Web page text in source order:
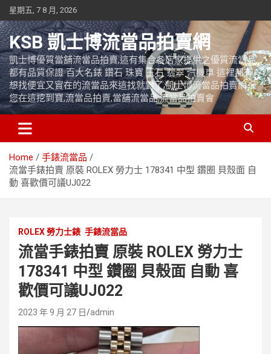
Skip
to
content
星期五, 7 8 月, 2026
KSB 凱士博流當品拍賣網
凱士博優質當舖流當品拍賣,這有集合各店家提供之優質流當品,
都有品質保證 百大名錶 鑽石 珠寶 玉石 翡翠 汽機車 這裡都有
想找便宜又實在的流當品來這找就對了,凱士博流當品拍賣網祝
您在這挖到寶,流當品拍賣,當舖流當品,流當品拍賣會
Home
手錶流當品
流當手錶拍賣 原裝 ROLEX 勞力士 178341 中型 鑽圈 貝殼面 自
動 喜歡價可議UJ022
ROLEX 勞力士錶 手錶流當品
流當手錶拍賣 原裝 ROLEX 勞力士
178341 中型 鑽圈 貝殼面 自動 喜
歡價可議UJ022
2023 年 9 月 27 日 admin